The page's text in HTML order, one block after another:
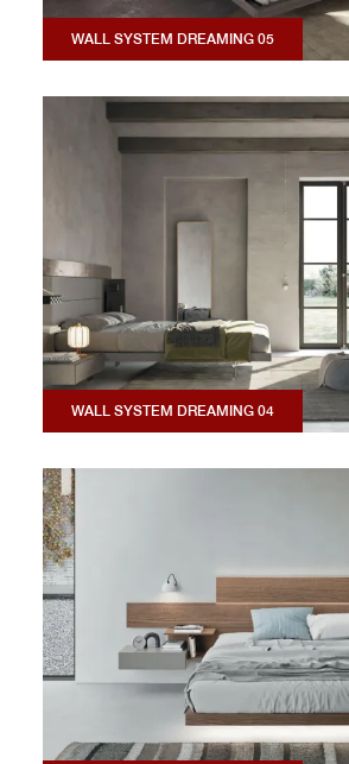
WALL SYSTEM DREAMING 05
WALL SYSTEM DREAMING 04